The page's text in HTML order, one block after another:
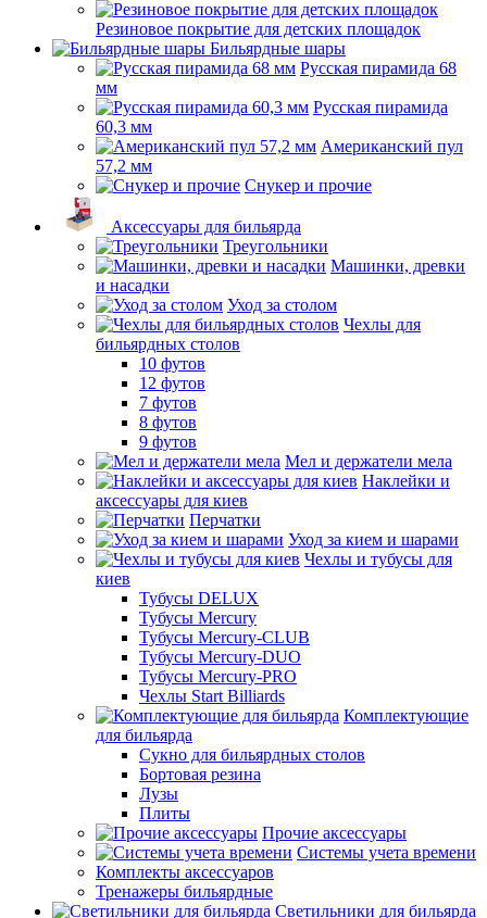
Резиновое покрытие для детских площадок
Бильярдные шары
Русская пирамида 68
мм
Русская пирамида
60,3 мм
Американский пул
57,2 мм
Снукер и прочие
Аксессуары для бильярда
Треугольники
Машинки, древки
и насадки
Уход за столом
Чехлы для
бильярдных столов
10 футов
12 футов
7 футов
8 футов
9 футов
Мел и держатели мела
Наклейки и
аксессуары для киев
Перчатки
Уход за кием и шарами
Чехлы и тубусы для
киев
Тубусы DELUX
Тубусы Mercury
Тубусы Mercury-CLUB
Тубусы Mercury-DUO
Тубусы Mercury-PRO
Чехлы Start Billiards
Комплектующие
для бильярда
Сукно для бильярдных столов
Бортовая резина
Лузы
Плиты
Прочие аксессуары
Системы учета времени
Комплекты аксессуаров
Тренажеры бильярдные
Светильники для бильярда